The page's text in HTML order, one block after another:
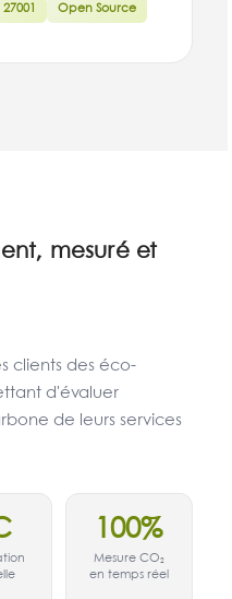
27001 Open Source
mesuré et
clients des éco-
d'évaluer
de leurs services
100%
Mesure CO₂
en temps réel